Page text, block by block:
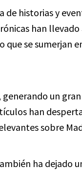
de historias y
han llevado
se sumerjan
un gran
han
sobre
ha dejado